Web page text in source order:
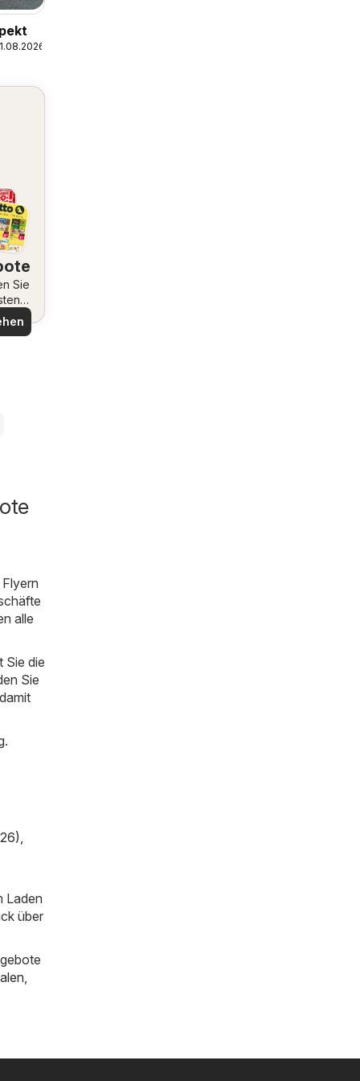
Sie
alle
Sie die
Sie
Laden
über